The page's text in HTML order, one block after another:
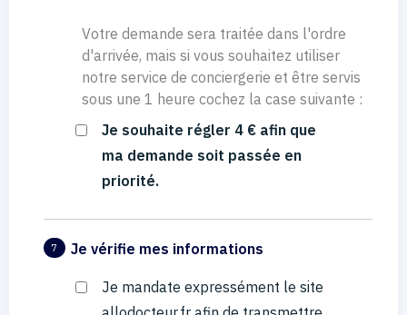
Votre demande sera traitée dans l'ordre
d'arrivée, mais si vous souhaitez utiliser
notre service de conciergerie et être servis
sous une 1 heure cochez la case suivante :
Je souhaite régler 4 € afin que
ma demande soit passée en
priorité.
7 Je vérifie mes informations
Je mandate expressément le site